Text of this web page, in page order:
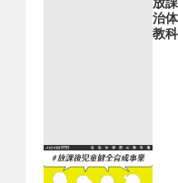
治
教科